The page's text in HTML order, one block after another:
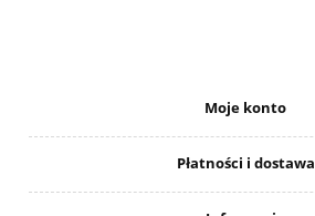
Moje konto
Płatności i dostawa